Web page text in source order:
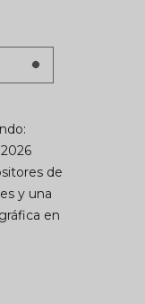
de
y una
en